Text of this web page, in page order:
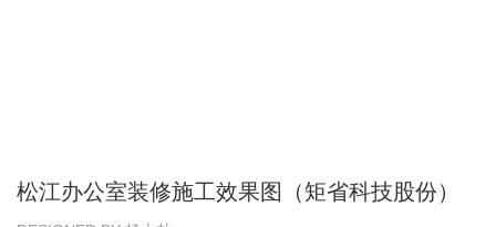
松江办公室装修施工效果图（矩省科技股份）